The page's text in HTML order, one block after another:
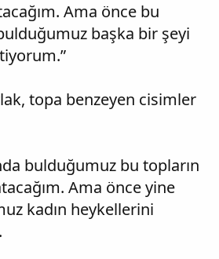
Ama önce bu
başka bir şeyi
topa benzeyen cisimler
bulduğumuz bu topların
Ama önce yine
kadın heykellerini